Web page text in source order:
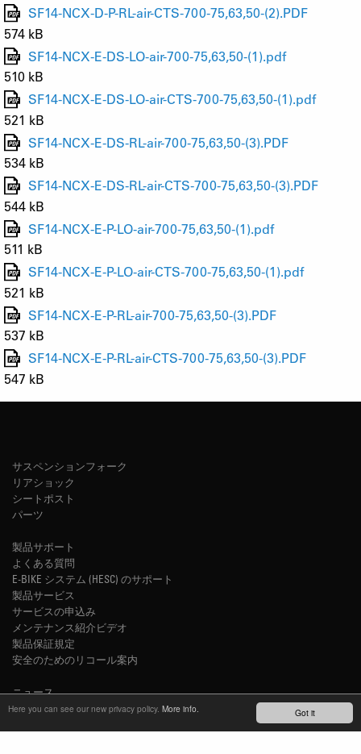
Got it
Here you can see our new privacy policy. More info.
SF14-NCX-D-P-RL-air-CTS-700-75,63,50-(2).PDF
574 kB
SF14-NCX-E-DS-LO-air-700-75,63,50-(1).pdf
510 kB
SF14-NCX-E-DS-LO-air-CTS-700-75,63,50-(1).pdf
521 kB
SF14-NCX-E-DS-RL-air-700-75,63,50-(3).PDF
534 kB
SF14-NCX-E-DS-RL-air-CTS-700-75,63,50-(3).PDF
544 kB
SF14-NCX-E-P-LO-air-700-75,63,50-(1).pdf
511 kB
SF14-NCX-E-P-LO-air-CTS-700-75,63,50-(1).pdf
521 kB
SF14-NCX-E-P-RL-air-700-75,63,50-(3).PDF
537 kB
SF14-NCX-E-P-RL-air-CTS-700-75,63,50-(3).PDF
547 kB
サスペンションフォーク
リアショック
シートポスト
パーツ
製品サポート
よくある質問
E-BIKE システム (HESC) のサポート
製品サービス
サービスの申込み
メンテナンス紹介ビデオ
製品保証規定
安全のためのリコール案内
ニュース
YOUTUBE